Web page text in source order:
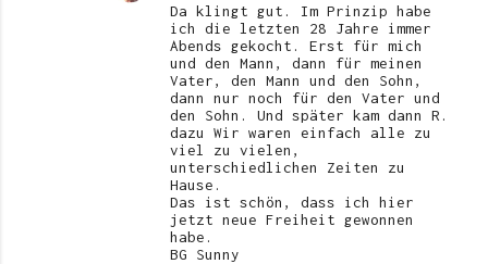
Da klingt gut. Im Prinzip habe
ich die letzten 28 Jahre immer
Abends gekocht. Erst für mich
und den Mann, dann für meinen
Vater, den Mann und den Sohn,
dann nur noch für den Vater und
den Sohn. Und später kam dann R.
dazu Wir waren einfach alle zu
viel zu vielen,
unterschiedlichen Zeiten zu
Hause.
Das ist schön, dass ich hier
jetzt neue Freiheit gewonnen
habe.
BG Sunny